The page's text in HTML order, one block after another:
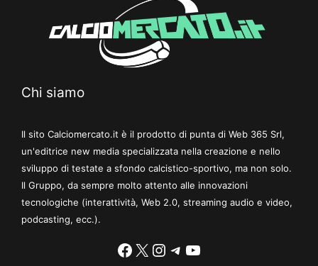
Chi siamo
Il sito Calciomercato.it è il prodotto di punta di Web 365 Srl,
un'editrice new media specializzata nella creazione e nello
sviluppo di testate a sfondo calcistico-sportivo, ma non solo.
Il Gruppo, da sempre molto attento alle innovazioni
tecnologiche (interattività, Web 2.0, streaming audio e video,
podcasting, ecc.).
Facebook
X Instagram
Telegram
YouTube